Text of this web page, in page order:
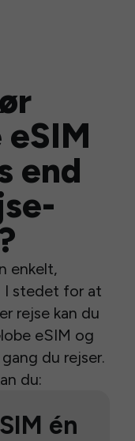
end
enkelt,
I stedet for at
rejse kan du
eSIM og
du rejser.
du:
én